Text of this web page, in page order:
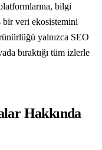
bilgi
bir veri ekosistemini
yalnızca SEO
bıraktığı tüm izlerle
Hakkında